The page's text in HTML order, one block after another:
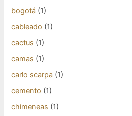
bogotá (1)
cableado (1)
cactus (1)
camas (1)
carlo scarpa (1)
cemento (1)
chimeneas (1)